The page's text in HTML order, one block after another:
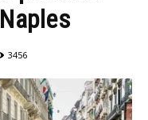
3456